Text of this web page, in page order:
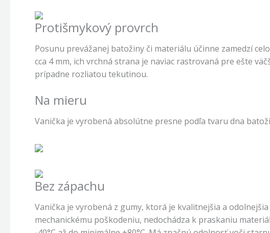
Protišmykový provrch
Posunu prevážanej batožiny či materiálu účinne zamedzí
cca 4 mm, ich vrchná strana je naviac rastrovaná pre ešte
prípadne rozliatou tekutinou.
Na mieru
Vanička je vyrobená absolútne presne podľa tvaru dna
Bez zápachu
Vanička je vyrobená z gumy, ktorá je kvalitnejšia a
mechanickému poškodeniu, nedochádza k praskaniu